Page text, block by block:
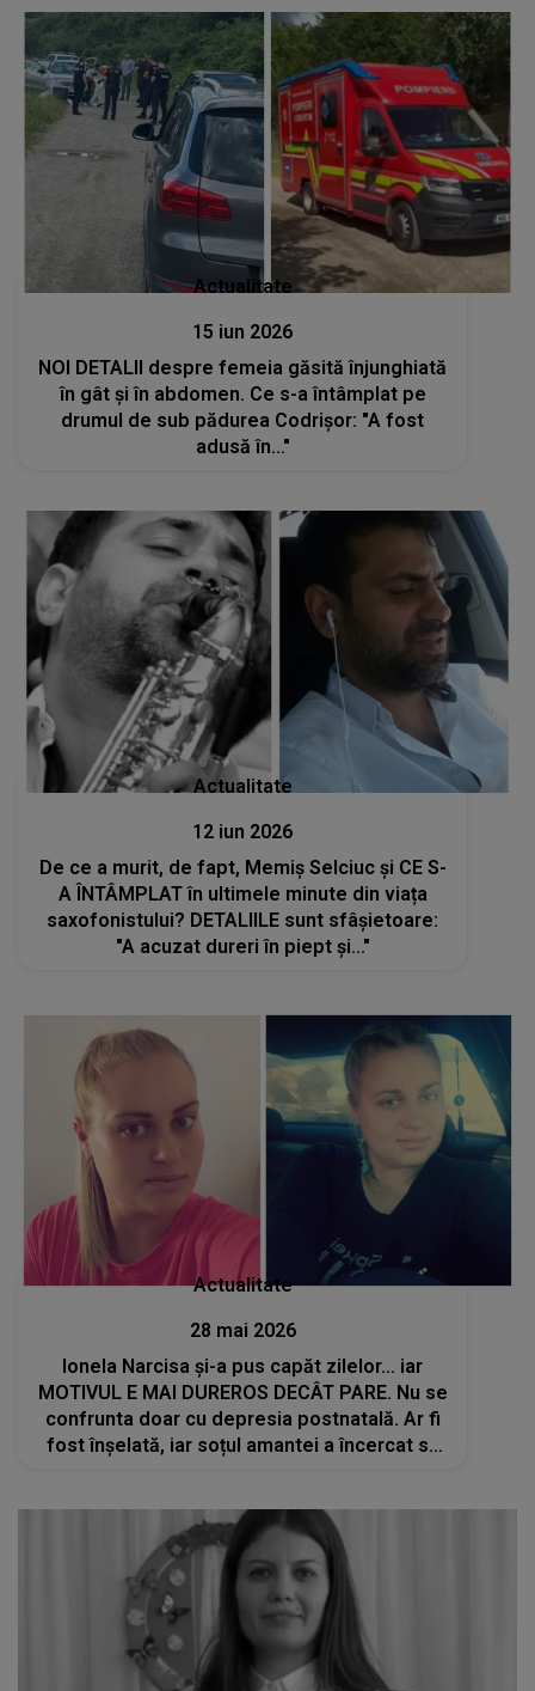
Actualitate
15 iun 2026
NOI DETALII despre femeia găsită înjunghiată
în gât și în abdomen. Ce s-a întâmplat pe
drumul de sub pădurea Codrișor: "A fost
adusă în..."
Actualitate
12 iun 2026
De ce a murit, de fapt, Memiș Selciuc și CE S-
A ÎNTÂMPLAT în ultimele minute din viața
saxofonistului? DETALIILE sunt sfâșietoare:
"A acuzat dureri în piept și..."
Actualitate
28 mai 2026
Ionela Narcisa și-a pus capăt zilelor... iar
MOTIVUL E MAI DUREROS DECÂT PARE. Nu se
confrunta doar cu depresia postnatală. Ar fi
fost înșelată, iar soțul amantei a încercat să